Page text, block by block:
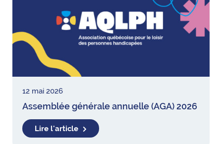
12 mai 2026
Assemblée générale annuelle (AGA) 2026
Lire l'article